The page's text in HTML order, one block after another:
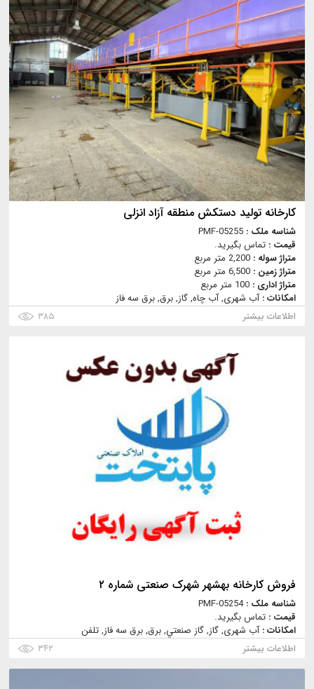
کارخانه تولید دستکش منطقه آزاد انزلی
شناسه ملک : PMF-05255
قیمت : تماس بگیرید.
متراژ سوله : 2,200 متر مربع
متراژ زمین : 6,500 متر مربع
متراژ اداری : 100 متر مربع
امکانات :آب شهری, آب چاه, گاز, برق, برق سه فاز
اطلاعات بیشتر
۳۸۵
فروش کارخانه بهشهر شهرک صنعتی شماره ۲
شناسه ملک :PMF-05254
قیمت : تماس بگیرید.
امکانات :آب شهری, گاز, گاز صنعتي, برق, برق سه فاز, تلفن
اطلاعات بیشتر
۳۴۲